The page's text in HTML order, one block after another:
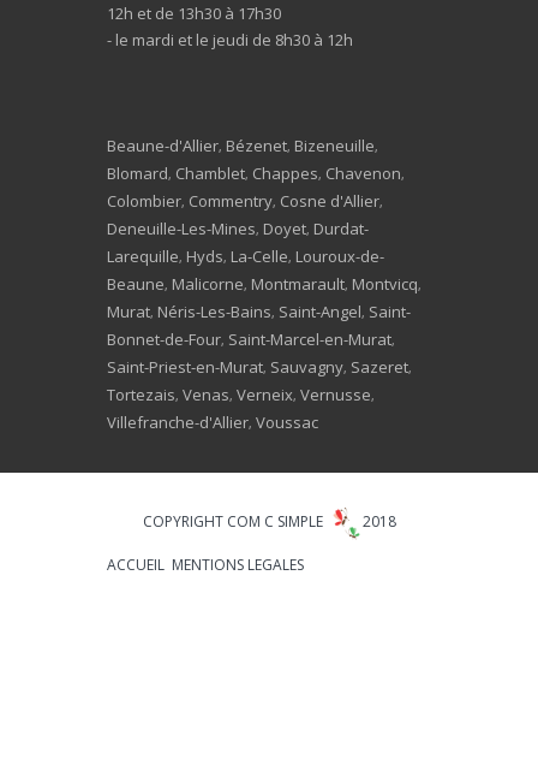
12h et de 13h30 à 17h30
- le mardi et le jeudi de 8h30 à 12h
Beaune-d'Allier, Bézenet, Bizeneuille,
Blomard, Chamblet, Chappes, Chavenon,
Colombier, Commentry, Cosne d'Allier,
Deneuille-Les-Mines, Doyet, Durdat-
Larequille, Hyds, La-Celle, Louroux-de-
Beaune, Malicorne, Montmarault, Montvicq,
Murat, Néris-Les-Bains, Saint-Angel, Saint-
Bonnet-de-Four, Saint-Marcel-en-Murat,
Saint-Priest-en-Murat, Sauvagny, Sazeret,
Tortezais, Venas, Verneix, Vernusse,
Villefranche-d'Allier, Voussac
COPYRIGHT COM C SIMPLE 2018
ACCUEIL MENTIONS LEGALES